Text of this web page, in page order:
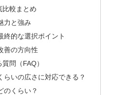
比較まとめ
力と強み
終的な選択ポイント
善の方向性
問（FAQ）
らいの広さに対応できる？
のくらい？